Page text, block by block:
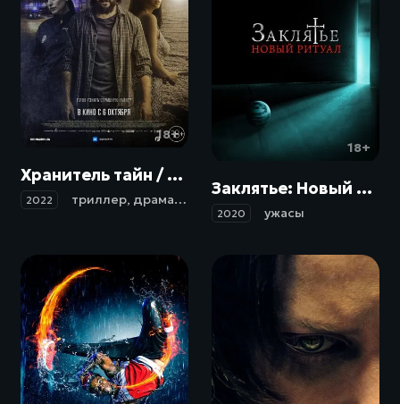
18+
Хранитель тайн / Objetos (2022)
2022 триллер, драма,криминал
18+
Заклятье: Новый ритуал / La funeraria (2020)
2020 ужасы